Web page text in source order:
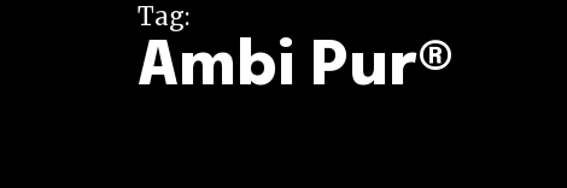
Tag:
Ambi Pur®